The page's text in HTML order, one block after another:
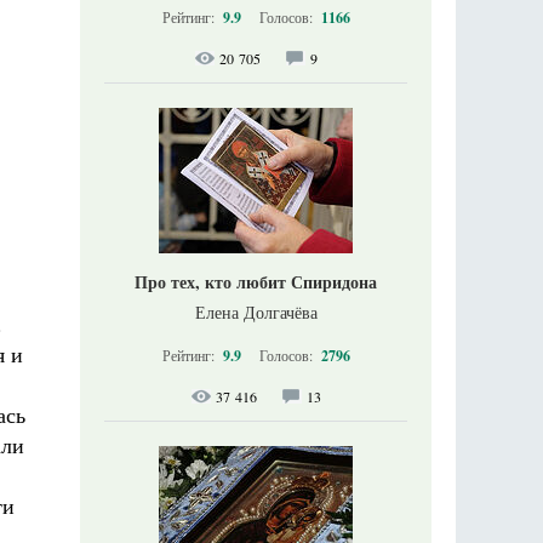
и
Рейтинг: 9.9 Голосов: 1166
20 705 9
Про тех, кто любит Спиридона
Елена Долгачёва
Рейтинг: 9.9 Голосов: 2796
37 416 13